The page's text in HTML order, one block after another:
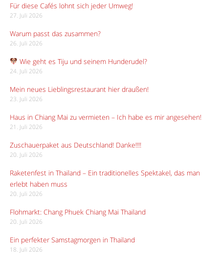
Für diese Cafés lohnt sich jeder Umweg!
27. Juli 2026
Warum passt das zusammen?
26. Juli 2026
Wie geht es Tiju und seinem Hunderudel?
24. Juli 2026
Mein neues Lieblingsrestaurant hier draußen!
23. Juli 2026
Haus in Chiang Mai zu vermieten – Ich habe es mir angesehen!
21. Juli 2026
Zuschauerpaket aus Deutschland! Danke!!!!
20. Juli 2026
Raketenfest in Thailand – Ein traditionelles Spektakel, das man
erlebt haben muss
20. Juli 2026
Flohmarkt: Chang Phuek Chiang Mai Thailand
20. Juli 2026
Ein perfekter Samstagmorgen in Thailand
18. Juli 2026